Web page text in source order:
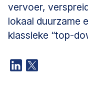
vervoer,
lokaal duurzame
klassieke “top-